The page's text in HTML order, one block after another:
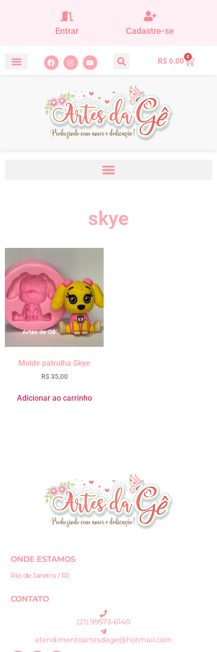
Entrar Cadastre-se
R$ 0,00
0
skye
Molde patrulha Skye
R$35,00
Adicionar ao carrinho
ONDE ESTAMOS
Rio de Janeiro / RJ
CONTATO
(21) 99573-6140
atendimentoartesdage@hotmail.com